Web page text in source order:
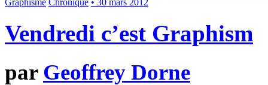
Graphisme Chronique • 30 mars 2012
Vendredi c’est Graphism
par Geoffrey Dorne